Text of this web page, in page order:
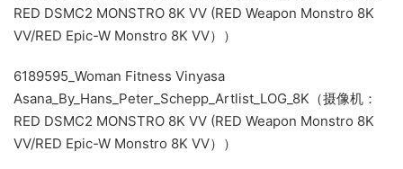
RED DSMC2 MONSTRO 8K VV (RED Weapon Monstro 8K
VV/RED Epic-W Monstro 8K VV））
6189595_Woman Fitness Vinyasa
Asana_By_Hans_Peter_Schepp_Artlist_LOG_8K（摄像机：
RED DSMC2 MONSTRO 8K VV (RED Weapon Monstro 8K
VV/RED Epic-W Monstro 8K VV））